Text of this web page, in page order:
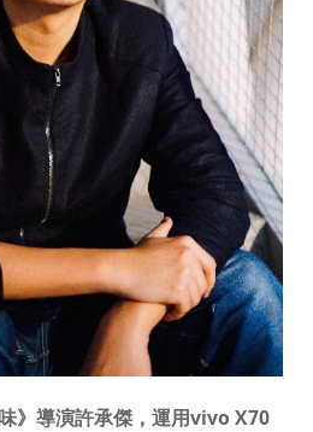
》導演許承傑，運用vivo X70